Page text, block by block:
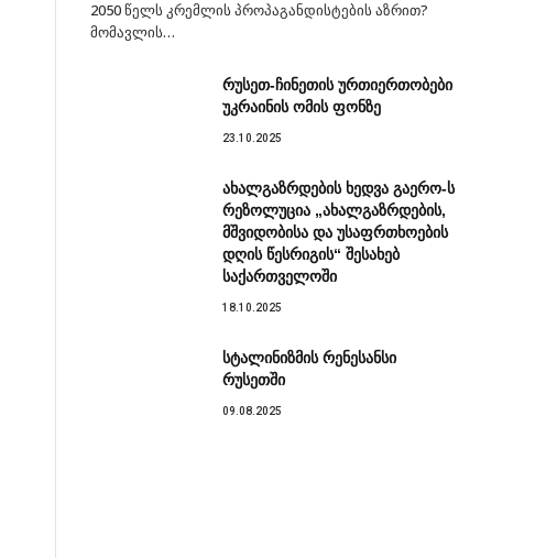
2050 წელს კრემლის პროპაგანდისტების აზრით?
მომავლის…
რუსეთ-ჩინეთის ურთიერთობები
უკრაინის ომის ფონზე
23.10.2025
ახალგაზრდების ხედვა გაერო-ს
რეზოლუცია „ახალგაზრდების,
მშვიდობისა და უსაფრთხოების
დღის წესრიგის“ შესახებ
საქართველოში
18.10.2025
სტალინიზმის რენესანსი
რუსეთში
09.08.2025